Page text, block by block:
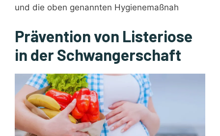
und die oben genannten Hygienemaßnah
Prävention von Listeriose
in der Schwangerschaft